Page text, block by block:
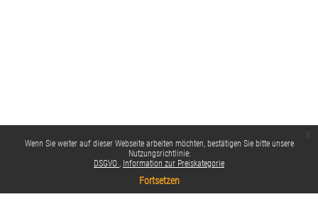
Wenn Sie weiter auf dieser Webseite arbeiten möchten, bestätigen Sie bitte unsere
Nutzungsrichtlinie:
DSGVO
Information zur Preiskategorie
Fortsetzen